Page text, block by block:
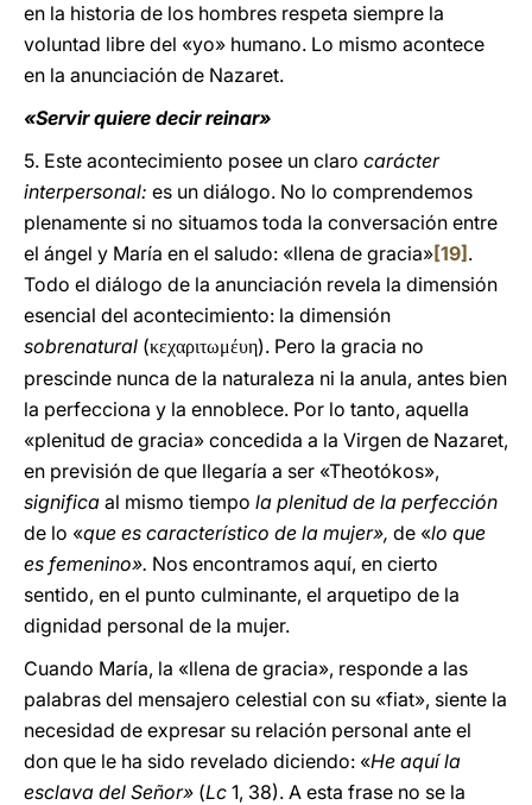
en la historia de los hombres respeta siempre la
voluntad libre del «yo» humano. Lo mismo acontece
en la anunciación de Nazaret.
«Servir quiere decir reinar»
5. Este acontecimiento posee un claro carácter
interpersonal: es un diálogo. No lo comprendemos
plenamente si no situamos toda la conversación entre
el ángel y María en el saludo: «llena de gracia»[19] .
Todo el diálogo de la anunciación revela la dimensión
esencial del acontecimiento: la dimensión
sobrenatural (κεχαριτωμέυη). Pero la gracia no
prescinde nunca de la naturaleza ni la anula, antes bien
la perfecciona y la ennoblece. Por lo tanto, aquella
«plenitud de gracia» concedida a la Virgen de Nazaret,
en previsión de que llegaría a ser «Theotókos»,
significa al mismo tiempo la plenitud de la perfección
de lo «que es característico de la mujer», de «lo que
es femenino». Nos encontramos aquí, en cierto
sentido, en el punto culminante, el arquetipo de la
dignidad personal de la mujer.
Cuando María, la «llena de gracia», responde a las
palabras del mensajero celestial con su «fiat», siente la
necesidad de expresar su relación personal ante el
don que le ha sido revelado diciendo: «He aquí la
esclava del Señor» (Lc 1, 38). A esta frase no se la